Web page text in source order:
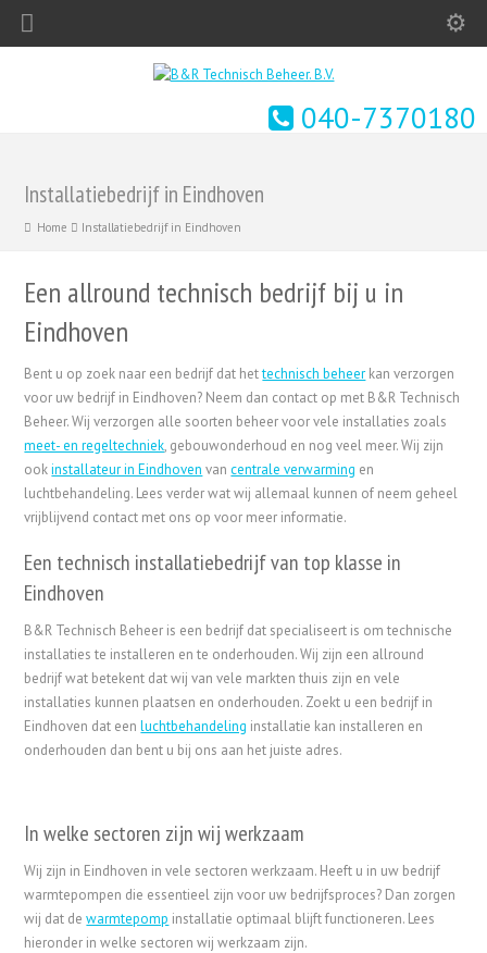
040-7370180
Installatiebedrijf in Eindhoven
Home Installatiebedrijf in Eindhoven
Een allround technisch bedrijf bij u in
Eindhoven
Bent u op zoek naar een bedrijf dat hettechnisch beheer kan verzorgen
voor uw bedrijf in Eindhoven? Neem dan contact op met B&R Technisch
Beheer. Wij verzorgen alle soorten beheer voor vele installaties zoals
meet- en regeltechniek, gebouwonderhoud en nog veel meer. Wij zijn
ookinstallateur in Eindhoven vancentrale verwarming en
luchtbehandeling. Lees verder wat wij allemaal kunnen of neem geheel
vrijblijvend contact met ons op voor meer informatie.
Een technisch installatiebedrijf van top klasse in
Eindhoven
B&R Technisch Beheer is een bedrijf dat specialiseert is om technische
installaties te installeren en te onderhouden. Wij zijn een allround
bedrijf wat betekent dat wij van vele markten thuis zijn en vele
installaties kunnen plaatsen en onderhouden. Zoekt u een bedrijf in
Eindhoven dat eenluchtbehandeling installatie kan installeren en
onderhouden dan bent u bij ons aan het juiste adres.
In welke sectoren zijn wij werkzaam
Wij zijn in Eindhoven in vele sectoren werkzaam. Heeft u in uw bedrijf
warmtepompen die essentieel zijn voor uw bedrijfsproces? Dan zorgen
wij dat dewarmtepomp installatie optimaal blijft functioneren. Lees
hieronder in welke sectoren wij werkzaam zijn.